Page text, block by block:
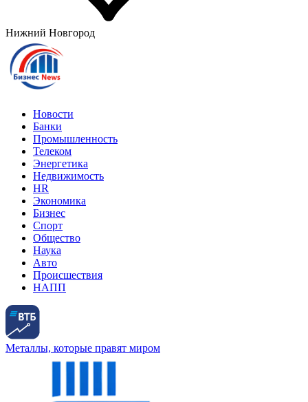
Нижний Новгород
Новости
Банки
Промышленность
Телеком
Энергетика
Недвижимость
HR
Экономика
Бизнес
Спорт
Общество
Наука
Авто
Происшествия
НАПП
Металлы, которые правят миром